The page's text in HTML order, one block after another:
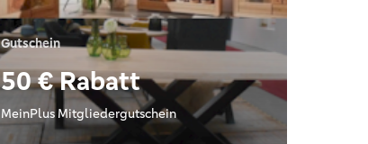
Gutschein
50 € Rabatt
MeinPlus Mitgliedergutschein